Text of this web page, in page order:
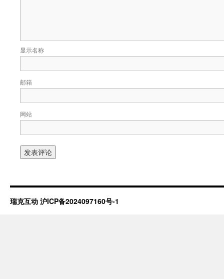
显示名称
邮箱
网站
瑞克互动 沪ICP备2024097160号-1